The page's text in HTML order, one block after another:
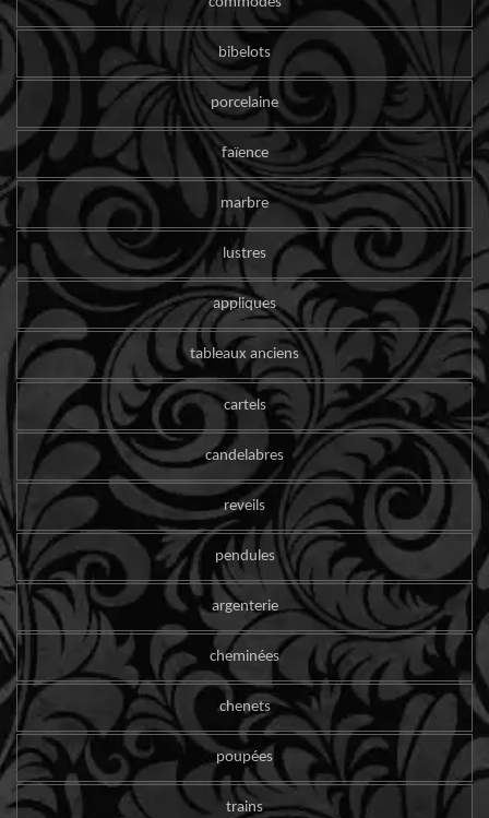
bibelots
porcelaine
faïence
marbre
lustres
appliques
tableaux anciens
cartels
candelabres
reveils
pendules
argenterie
cheminées
chenets
poupées
trains